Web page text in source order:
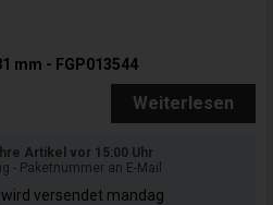
mm - FGP013544
Weiterlesen
Artikel vor 15:00 Uhr
- Paketnummer an E-Mail
wird versendet mandag